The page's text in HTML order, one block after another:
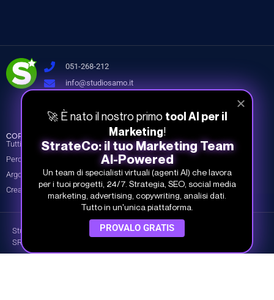
051-268-212
info@studiosamo.it
CORSI
Tutti i corsi
Percorsi
Argomenti
Crea il tuo piano
Piani e prezzi
Piani per team
Prova gratis
COMPANY
Chi siamo
I nostri Docenti
Dicono di noi
Contatti
Studio Samo Pro® è un marchio registrato di CENTRO STUDI SAMO
SRL
🚀 È nato il nostro primo tool AI per il
Marketing!
StrateCo: il tuo Marketing Team
AI-Powered
Un team di specialisti virtuali (agenti AI) che lavora
per i tuoi progetti, 24/7. Strategia, SEO, social media
marketing, advertising, copywriting, analisi dati.
Tutto in un'unica piattaforma.
PROVALO GRATIS